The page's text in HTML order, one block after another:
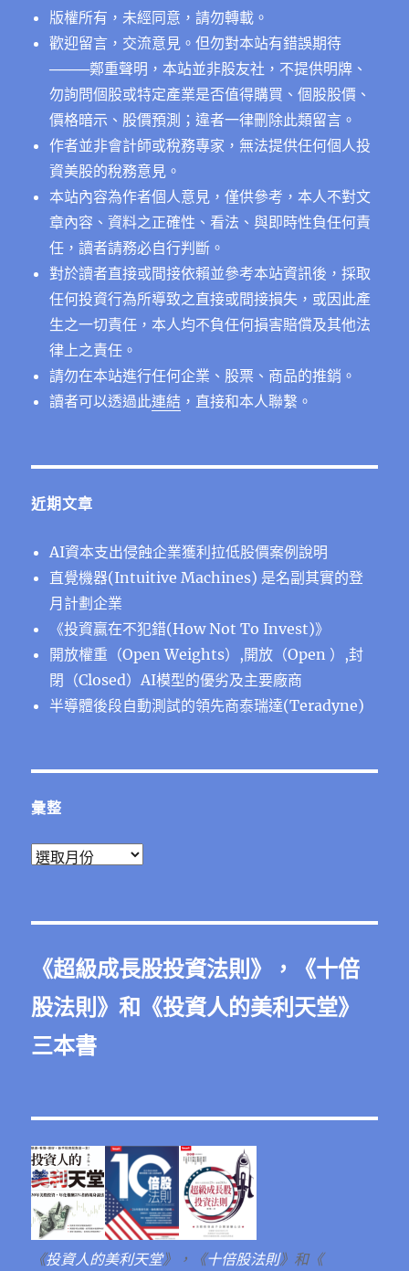
版權所有，未經同意，請勿轉載。
歡迎留言，交流意見。但勿對本站有錯誤期待
────鄭重聲明，本站並非股友社，不提供明牌、
勿詢問個股或特定產業是否值得購買、個股股價、
價格暗示、股價預測；違者一律刪除此類留言。
作者並非會計師或稅務專家，無法提供任何個人投
資美股的稅務意見。
本站內容為作者個人意見，僅供參考，本人不對文
章內容、資料之正確性、看法、與即時性負任何責
任，讀者請務必自行判斷。
對於讀者直接或間接依賴並參考本站資訊後，採取
任何投資行為所導致之直接或間接損失，或因此產
生之一切責任，本人均不負任何損害賠償及其他法
律上之責任。
請勿在本站進行任何企業、股票、商品的推銷。
讀者可以透過此連結 ，直接和本人聯繫。
近期文章
AI資本支出侵蝕企業獲利拉低股價案例說明
直覺機器(Intuitive Machines) 是名副其實的登
月計劃企業
《投資贏在不犯錯(How Not To Invest)》
開放權重（Open Weights）,開放（Open ）,封
閉（Closed）AI模型的優劣及主要廠商
半導體後段⾃動測試的領先商泰瑞達(Teradyne)
彙整
彙
《超級成長股投資法則 》，《十倍
股法則 》和《投資人的美利天堂》
三本書
《投資人的美利天堂》，《十倍股法則》和《